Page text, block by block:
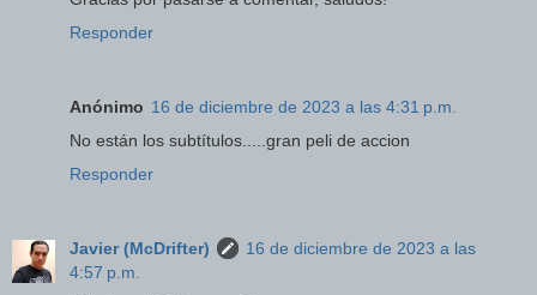
Responder
Anónimo 16 de diciembre de 2023 a las 4:31 p.m.
No están los subtítulos.....gran peli de accion
Responder
Javier (McDrifter)
16 de diciembre de 2023 a las
4:57 p.m.